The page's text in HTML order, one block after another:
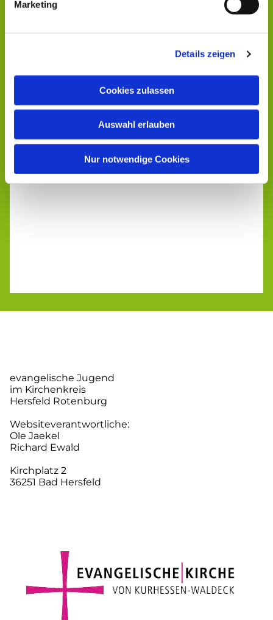
Marketing
Details zeigen
Cookies zulassen
Auswahl erlauben
Nur notwendige Cookies
evangelische Jugend
im Kirchenkreis
Hersfeld Rotenburg
Websiteverantwortliche:
Ole Jaekel
Richard Ewald
Kirchplatz 2
36251 Bad Hersfeld